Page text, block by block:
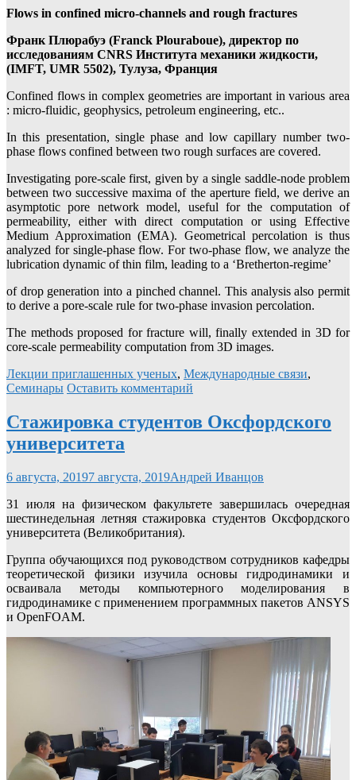
Flows in confined micro-channels and rough fractures
Франк Плюрабуэ (Franck Plouraboue), директор по
исследованиям CNRS Института механики жидкости,
(IMFT, UMR 5502), Тулуза, Франция
Confined flows in complex geometries are important in various area
: micro-fluidic, geophysics, petroleum engineering, etc..
In this presentation, single phase and low capillary number two-
phase flows confined between two rough surfaces are covered.
Investigating pore-scale first, given by a single saddle-node problem
between two successive maxima of the aperture field, we derive an
asymptotic pore network model, useful for the computation of
permeability, either with direct computation or using Effective
Medium Approximation (EMA). Geometrical percolation is thus
analyzed for single-phase flow. For two-phase flow, we analyze the
lubrication dynamic of thin film, leading to a ‘Bretherton-regime’
of drop generation into a pinched channel. This analysis also permit
to derive a pore-scale rule for two-phase invasion percolation.
The methods proposed for fracture will, finally extended in 3D for
core-scale permeability computation from 3D images.
Лекции приглашенных ученых, Международные связи,
Семинары Оставить комментарий
Стажировка студентов Оксфордского
университета
6 августа, 20197 августа, 2019Андрей Иванцов
31 июля на физическом факультете завершилась очередная
шестинедельная летняя стажировка студентов Оксфордского
университета (Великобритания).
Группа обучающихся под руководством сотрудников кафедры
теоретической физики изучила основы гидродинамики и
осваивала методы компьютерного моделирования в
гидродинамике с применением программных пакетов ANSYS
и OpenFOAM.